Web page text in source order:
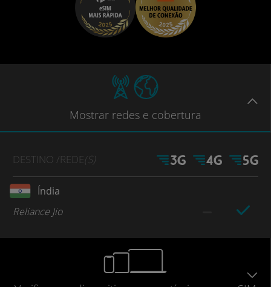
Mostrar redes e cobertura
DESTINO /REDE(S)
Índia
Reliance Jio